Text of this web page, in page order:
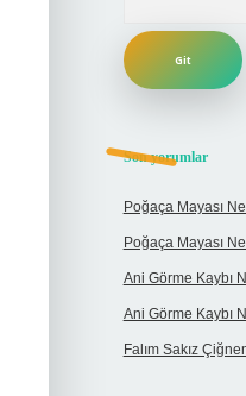
Son yorumlar
Poğaça Mayası
Poğaça Mayası
Ani Görme Kaybı
Ani Görme Kaybı
Falım Sakız